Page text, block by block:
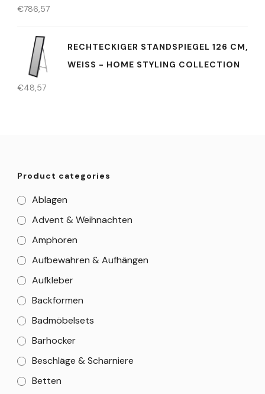
€786,57
RECHTECKIGER STANDSPIEGEL 126 CM,
WEISS - HOME STYLING COLLECTION
€48,57
Product categories
Ablagen
Advent & Weihnachten
Amphoren
Aufbewahren & Aufhängen
Aufkleber
Backformen
Badmöbelsets
Barhocker
Beschläge & Scharniere
Betten